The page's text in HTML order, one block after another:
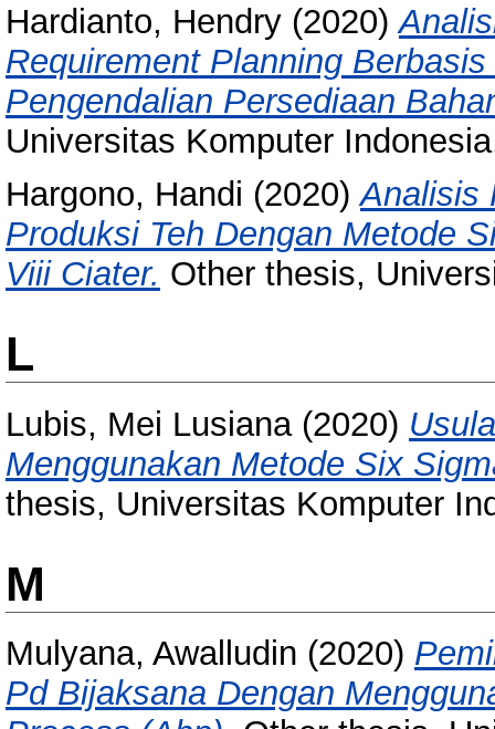
Hardianto, Hendry (2020)
Requirement Planning
Pengendalian Persediaan
Universitas Komputer
Hargono, Handi (2020)Analisis
Produksi Teh Dengan Metode
Viii Ciater. Other thesis,
L
Lubis, Mei Lusiana(2020)
Menggunakan Metode Six
thesis, Universitas Komputer
M
Mulyana, Awalludin (2020)
Pd Bijaksana Dengan